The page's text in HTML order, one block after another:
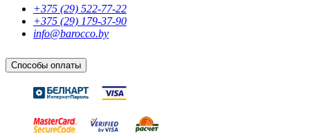
+375 (29) 522-77-22
+375 (29) 179-37-90
info@barocco.by
Способы оплаты